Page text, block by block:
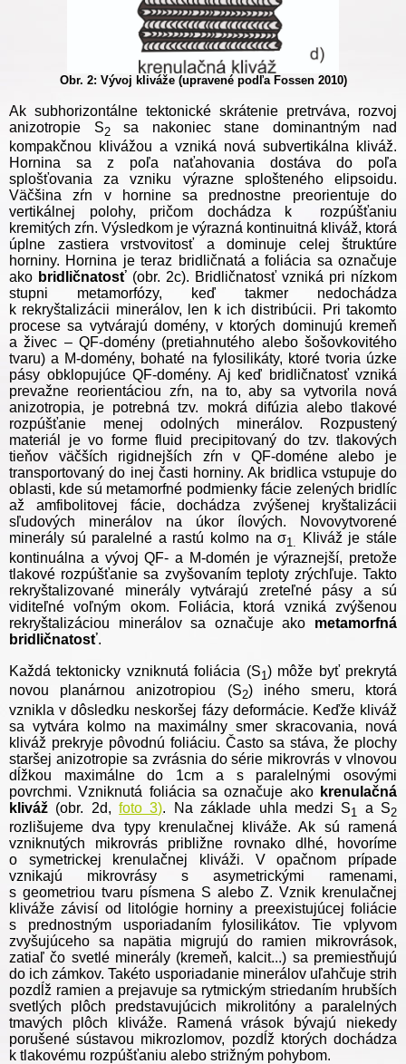
Obr. 2: Vývoj kliváže (upravené podľa Fossen 2010)
Ak subhorizontálne tektonické skrátenie pretrváva, rozvoj
anizotropie S2sa nakoniec stane dominantným nad
kompakčnou klivážou a vzniká nová subvertikálna kliváž.
Hornina sa z poľa naťahovania dostáva do poľa
splošťovania za vzniku výrazne splošteného elipsoidu.
Väčšina zŕn v hornine sa prednostne preorientuje do
vertikálnej polohy, pričom dochádza k rozpúšťaniu
kremitých zŕn. Výsledkom je výrazná kontinuitná kliváž, ktorá
úplne zastiera vrstvovitosť a dominuje celej štruktúre
horniny. Hornina je teraz bridličnatá a foliácia sa označuje
ako bridličnatosť (obr. 2c). Bridličnatosť vzniká pri nízkom
stupni metamorfózy, keď takmer nedochádza
k rekryštalizácii minerálov, len k ich distribúcii. Pri takomto
procese sa vytvárajú domény, v ktorých dominujú kremeň
a živec – QF-domény (pretiahnutého alebo šošovkovitého
tvaru) a M-domény, bohaté na fylosilikáty, ktoré tvoria úzke
pásy obklopujúce QF-domény. Aj keď bridličnatosť vzniká
prevažne reorientáciou zŕn, na to, aby sa vytvorila nová
anizotropia, je potrebná tzv. mokrá difúzia alebo tlakové
rozpúšťanie menej odolných minerálov. Rozpustený
materiál je vo forme fluid precipitovaný do tzv. tlakových
tieňov väčších rigidnejších zŕn v QF-doméne alebo je
transportovaný do inej časti horniny. Ak bridlica vstupuje do
oblasti, kde sú metamorfné podmienky fácie zelených bridlíc
až amfibolitovej fácie, dochádza zvýšenej kryštalizácii
sľudových minerálov na úkor ílových. Novovytvorené
minerály sú paralelné a rastú kolmo na σ1.
Kliváž je stále
kontinuálna a vývoj QF- a M-domén je výraznejší, pretože
tlakové rozpúšťanie sa zvyšovaním teploty zrýchľuje. Takto
rekryštalizované minerály vytvárajú zreteľné pásy a sú
viditeľné voľným okom. Foliácia, ktorá vzniká zvýšenou
rekryštalizáciou minerálov sa označuje ako metamorfná
bridličnatosť
Každá tektonicky vzniknutá foliácia (S1) môže byť prekrytá
novou planárnou anizotropiou (S2) iného smeru, ktorá
vznikla v dôsledku neskoršej fázy deformácie. Keďže kliváž
sa vytvára kolmo na maximálny smer skracovania, nová
kliváž prekryje pôvodnú foliáciu. Často sa stáva, že plochy
staršej anizotropie sa zvrásnia do série mikrovrás v vlnovou
dĺžkou maximálne do 1cm a s paralelnými osovými
povrchmi. Vzniknutá foliácia sa označuje ako krenulačná
kliváž (obr. 2d,foto 3). Na základe uhla medzi S1 a S2
rozlišujeme dva typy krenulačnej kliváže. Ak sú ramená
vzniknutých mikrovrás približne rovnako dlhé, hovoríme
o symetrickej krenulačnej kliváži. V opačnom prípade
vznikajú mikrovrásy s asymetrickými ramenami,
s geometriou tvaru písmena S alebo Z. Vznik krenulačnej
kliváže závisí od litológie horniny a preexistujúcej foliácie
s prednostným usporiadaním fylosilikátov. Tie vplyvom
zvyšujúceho sa napätia migrujú do ramien mikrovrások,
zatiaľ čo svetlé minerály (kremeň, kalcit...) sa premiestňujú
do ich zámkov. Takéto usporiadanie minerálov uľahčuje strih
pozdĺž ramien a prejavuje sa rytmickým striedaním hrubších
svetlých plôch predstavujúcich mikrolitóny a paralelných
tmavých plôch kliváže. Ramená vrások bývajú niekedy
porušené sústavou mikrozlomov, pozdĺž ktorých dochádza
k tlakovému rozpúšťaniu alebo strižným pohybom.